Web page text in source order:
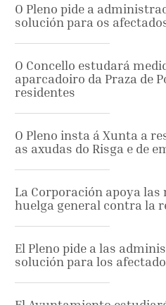
O Pleno pide a
solución para os
O Concello estudará
aparcadoiro da Praza de
residentes
O Pleno insta á Xunta a
as axudas do Risga e de
La Corporación apoya las
huelga general contra la
El Pleno pide a las
solución para los